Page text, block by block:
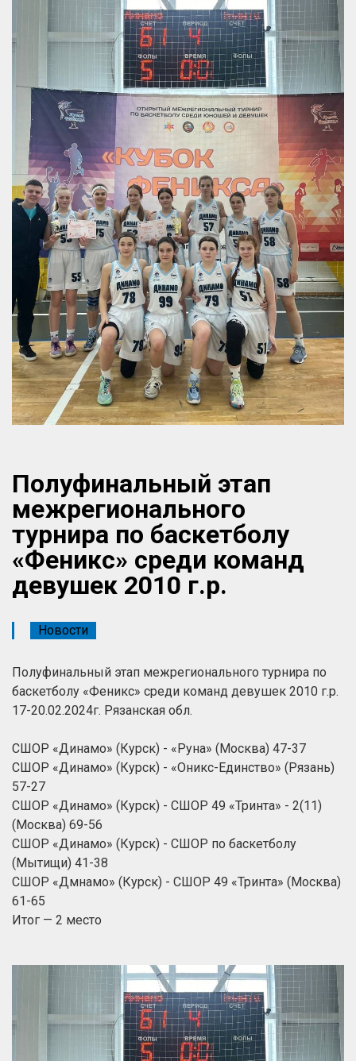
Полуфинальный этап
межрегионального
турнира по баскетболу
«Феникс» среди команд
девушек 2010 г.р.
Новости
Полуфинальный этап межрегионального турнира по
баскетболу «Феникс» среди команд девушек 2010 г.р.
17-20.02.2024г. Рязанская обл.
СШОР «Динамо» (Курск) - «Руна» (Москва) 47-37
СШОР «Динамо» (Курск) - «Оникс-Единство» (Рязань)
57-27
СШОР «Динамо» (Курск) - СШОР 49 «Тринта» - 2(11)
(Москва) 69-56
СШОР «Динамо» (Курск) - СШОР по баскетболу
(Мытищи) 41-38
СШОР «Дмнамо» (Курск) - СШОР 49 «Тринта» (Москва)
61-65
Итог — 2 место